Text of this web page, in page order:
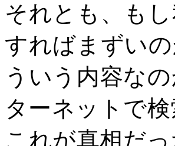
それとも、も
すればまずい
ういう内容な
ターネットで
これが真相だ